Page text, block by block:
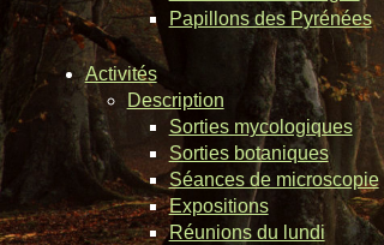
Papillons des Pyrénées
Activités
Description
Sorties mycologiques
Sorties botaniques
Séances de microscopie
Expositions
Réunions du lundi